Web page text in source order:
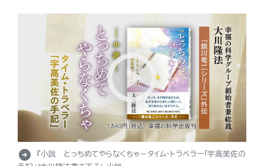
arrow_circle_right
『小説 とっちめてやらなくちゃ－タイム・トラベラー「宇高美佐の